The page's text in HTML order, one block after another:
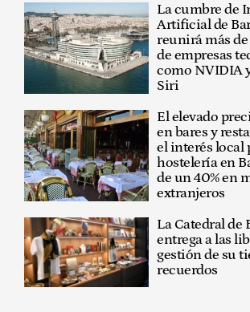
La cumbre de
Artificial de
reunirá más
de empresas
como NVIDIA
Siri
El elevado
en bares y
el interés local
hostelería en
de un 40% en
extranjeros
La Catedral de
entrega a las
gestión de su
recuerdos